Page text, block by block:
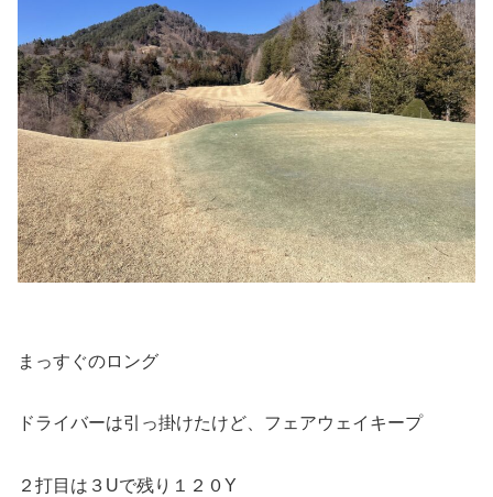
まっすぐのロング
ドライバーは引っ掛けたけど、フェアウェイキープ
２打目は３Uで残り１２０Y